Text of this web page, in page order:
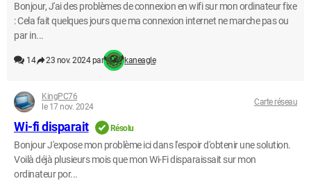
Bonjour, J'ai des problèmes de connexion en wifi sur mon ordinateur fixe
: Cela fait quelques jours que ma connexion internet ne marche pas ou
par in...
14 23 nov. 2024 par kaneagle
KingPC76
le 17 nov. 2024
Carte réseau
Wi-fi disparait Résolu
Bonjour J'expose mon problème ici dans l'espoir d'obtenir une solution.
Voilà déjà plusieurs mois que mon Wi-Fi disparaissait sur mon
ordinateur por...